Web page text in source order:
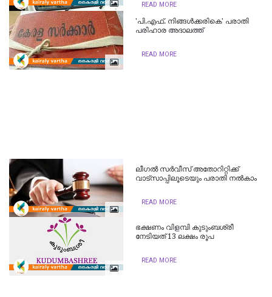
READ MORE
'പി.എഫ്. നിങ്ങൾക്കരികെ' പരാതി
പരിഹാര അദാലത്ത്
READ MORE
ലീഗല്‍ സര്‍വീസ് അതോറിറ്റിക്ക്
വാട്‌സാപ്പിലൂടെയും പരാതി നല്‍കാം
READ MORE
ഭക്ഷണം വിളമ്പി കുടുംബശ്രീ
നേടിയത് 13 ലക്ഷം രൂപ
READ MORE